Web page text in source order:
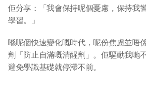
佢分享：「我會保持呢個憂慮，保持我
學習。」
喺呢個快速變化嘅時代，呢份焦慮並唔
劑「防止自滿嘅清醒劑」。佢驅動我哋
避免學識基礎就停滯不前。